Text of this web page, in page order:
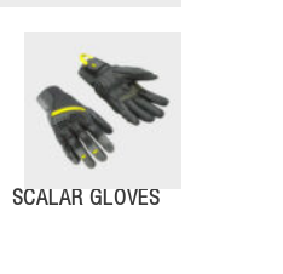
SCALAR GLOVES